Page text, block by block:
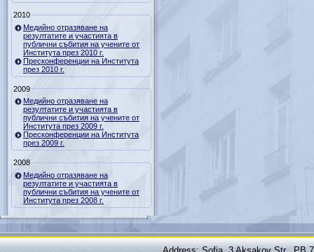
2010
Медийно отразяване на
резултатите и участията в
публични събития на учените от
Института през 2010 г.
Пресконференции на Института
през 2010 г.
2009
Медийно отразяване на
резултатите и участията в
публични събития на учените от
Института през 2009 г.
Пресконференции на Института
през 2009 г.
2008
Медийно отразяване на
резултатите и участията в
публични събития на учените от
Института през 2008 г.
Address: Sofia, 3 Aksakov Str., PB